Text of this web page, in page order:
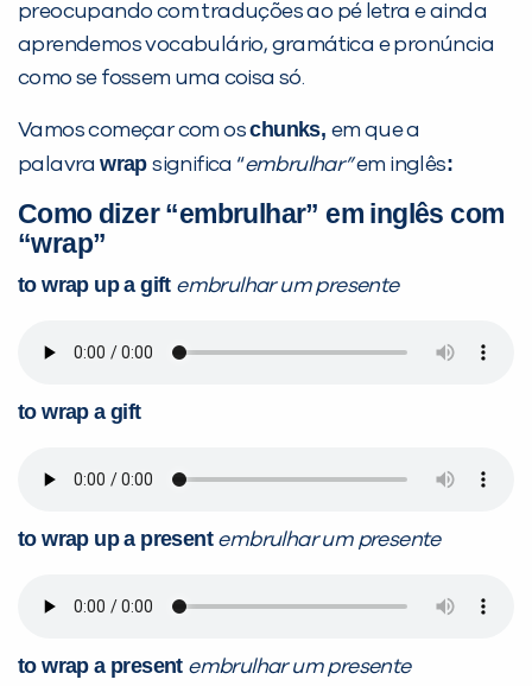
preocupando com traduções ao pé letra e ainda
aprendemos vocabulário, gramática e pronúncia
como se fossem uma coisa só.
Vamos começar com oschunks, em que a
palavrawrapsignifica “embrulhar”em inglês:
Como dizer “embrulhar” em inglês com
“wrap”
to wrap up a gift embrulhar um presente
to wrap a gift
to wrap up a present embrulhar um presente
to wrap a present embrulhar um presente
já vamos te colocar em contato
com a:
Sim Não
VOLTAR